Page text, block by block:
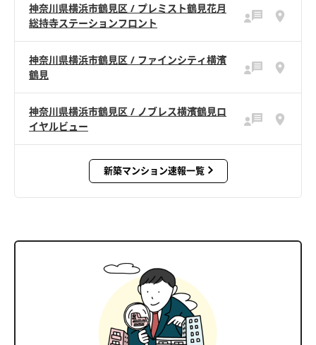
神奈川県横浜市鶴見区 / プレミスト鶴見花月
総持寺ステーションフロント
神奈川県横浜市鶴見区 / ファインシティ横濱
鶴見
神奈川県横浜市鶴見区 / ノブレス横濱鶴見ロ
イヤルビュー
新築マンション速報一覧